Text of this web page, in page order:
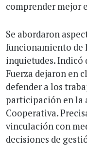
comprender mejor
Se abordaron
funcionamiento de
inquietudes. Indicó
Fuerza dejaron en
defender a los
participación en la
Cooperativa.
vinculación con
decisiones de